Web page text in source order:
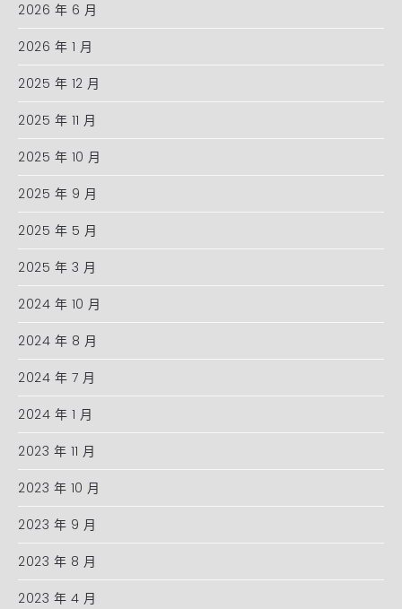
2026 年 6 月
2026 年 1 月
2025 年 12 月
2025 年 11 月
2025 年 10 月
2025 年 9 月
2025 年 5 月
2025 年 3 月
2024 年 10 月
2024 年 8 月
2024 年 7 月
2024 年 1 月
2023 年 11 月
2023 年 10 月
2023 年 9 月
2023 年 8 月
2023 年 4 月